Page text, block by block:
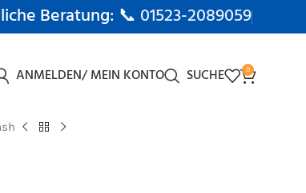
Beratung: 📞 01523-2089059
ANMELDEN/ MEIN KONTO SUCHE 0